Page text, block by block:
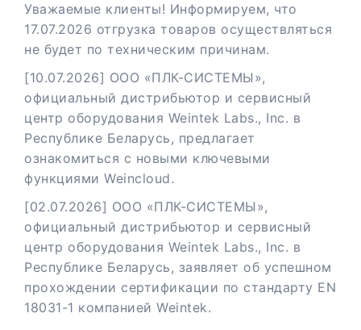
Уважаемые клиенты! Информируем, что
17.07.2026 отгрузка товаров осуществляться
не будет по техническим причинам.
[10.07.2026] ООО «ПЛК-СИСТЕМЫ»,
официальный дистрибьютор и сервисный
центр оборудования Weintek Labs., Inc. в
Республике Беларусь, предлагает
ознакомиться с новыми ключевыми
функциями Weincloud.
[02.07.2026] ООО «ПЛК-СИСТЕМЫ»,
официальный дистрибьютор и сервисный
центр оборудования Weintek Labs., Inc. в
Республике Беларусь, заявляет об успешном
прохождении сертификации по стандарту EN
18031-1 компанией Weintek.